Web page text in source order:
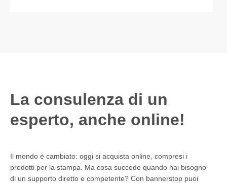
La consulenza di un
esperto, anche online!
Il mondo è cambiato: oggi si acquista online, compresi i
prodotti per la stampa. Ma cosa succede quando hai bisogno
di un supporto diretto e competente? Con bannerstop puoi